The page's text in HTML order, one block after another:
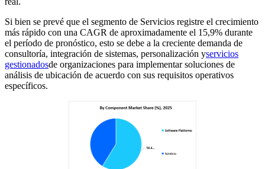
Si bien se prevé que el segmento de Servicios registre el crecimiento
más rápido con una CAGR de aproximadamente el 15,9% durante
el período de pronóstico, esto se debe a la creciente demanda de
consultoría, integración de sistemas, personalización yservicios
gestionadosde organizaciones para implementar soluciones de
análisis de ubicación de acuerdo con sus requisitos operativos
específicos.